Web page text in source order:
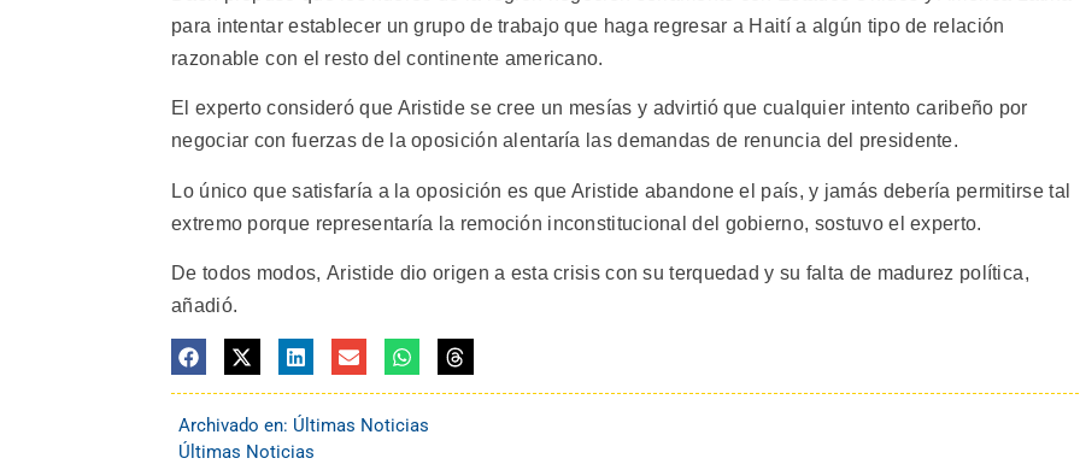
para intentar establecer un grupo de trabajo que haga regresar a Haití a algún tipo de relación
razonable con el resto del continente americano.
El experto consideró que Aristide se cree un mesías y advirtió que cualquier intento caribeño por
negociar con fuerzas de la oposición alentaría las demandas de renuncia del presidente.
Lo único que satisfaría a la oposición es que Aristide abandone el país, y jamás debería permitirse tal
extremo porque representaría la remoción inconstitucional del gobierno, sostuvo el experto.
De todos modos, Aristide dio origen a esta crisis con su terquedad y su falta de madurez política,
añadió.
Archivado en: Últimas Noticias
Últimas Noticias